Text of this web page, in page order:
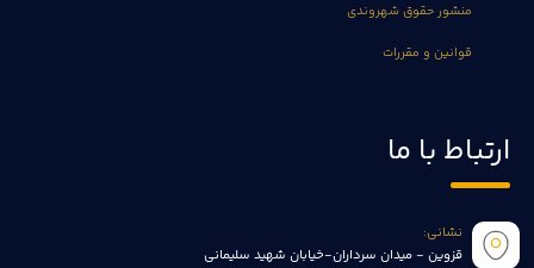
منشور حقوق شهروندی
قوانین و مقررات
ارتباط با ما
نشانی:
قزوین - میدان سرداران-خیابان شهید سلیمانی